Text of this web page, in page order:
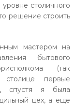
столичного
решение строить
мастером на
бытового
(так
первые
спустя я была
цех, а еще